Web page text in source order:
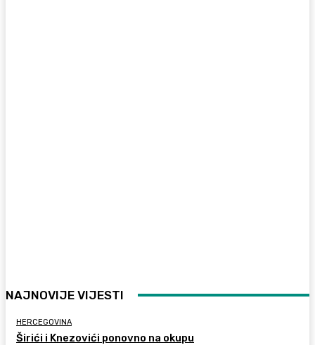
NAJNOVIJE VIJESTI
HERCEGOVINA
Širići i Knezovići ponovno na okupu